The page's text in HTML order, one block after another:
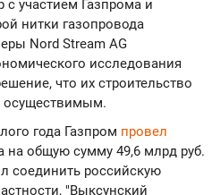
с участием Газпрома и
нитки газопровода
Nord Stream AG
исследования
что их строительство
осуществимым.
года Газпром провел
на общую сумму 49,6 млрд руб.
соединить российскую
"Выксунский